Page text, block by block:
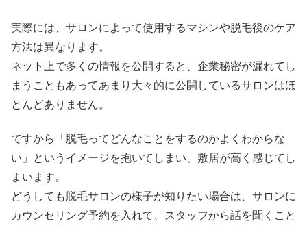
実際には、サロンによって使用するマシンや脱毛後のケア
方法は異なります。
ネット上で多くの情報を公開すると、企業秘密が漏れてし
まうこともあってあまり大々的に公開しているサロンはほ
とんどありません。
ですから「脱毛ってどんなことをするのかよくわからな
い」というイメージを抱いてしまい、敷居が高く感じてし
まいます。
どうしても脱毛サロンの様子が知りたい場合は、サロンに
カウンセリング予約を入れて、スタッフから話を聞くこと